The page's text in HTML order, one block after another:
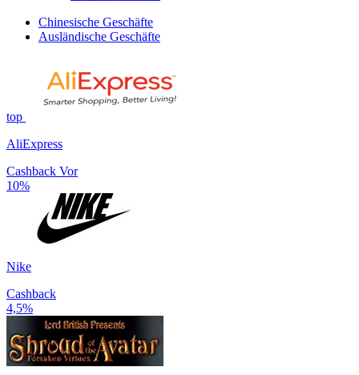
Chinesische Geschäfte
Ausländische Geschäfte
top
AliExpress
Cashback Vor
10%
Nike
Cashback
4,5%